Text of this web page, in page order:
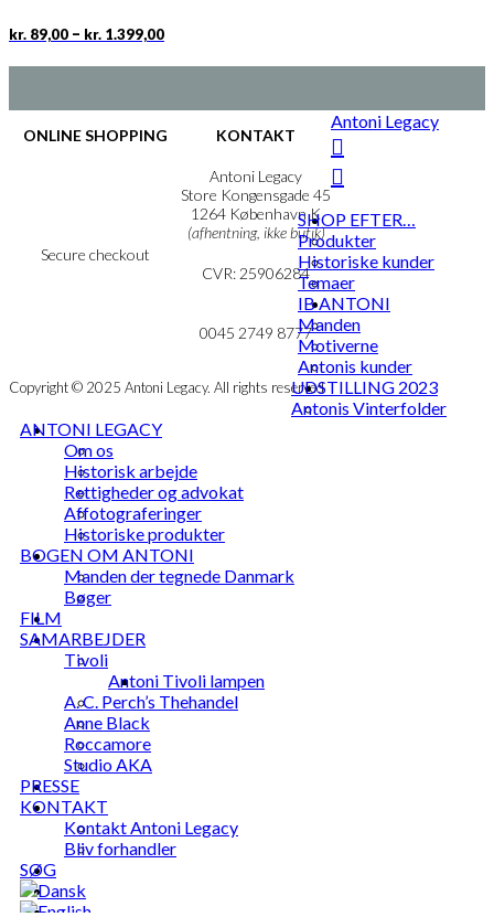
kr. 89,00 – kr. 1.399,00Prisinterval:
kr. 89,00
til
Dette
vare
har
varianter.
Mulighederne
vælges
på
varesiden
ONLINE SHOPPING
Secure checkout
KONTAKT
Antoni Legacy
Store Kongensgade 45
1264 København K
(afhentning, ikke butik)
CVR: 25906284
mail@ibantoni.com
0045 2749 8777
Copyright © 2025 Antoni Legacy. All rights reserved
Antoni Legacy
SHOP EFTER…
Produkter
Historiske kunder
Temaer
IB ANTONI
Manden
Motiverne
Antonis kunder
UDSTILLING 2023
Antonis Vinterfolder
ANTONI LEGACY
Om os
Historisk arbejde
Rettigheder og advokat
Affotograferinger
Historiske produkter
BOGEN OM ANTONI
Manden der tegnede Danmark
Bøger
FILM
SAMARBEJDER
Tivoli
Antoni Tivoli lampen
A. C. Perch’s Thehandel
Anne Black
Roccamore
Studio AKA
PRESSE
KONTAKT
Kontakt Antoni Legacy
Bliv forhandler
SØG